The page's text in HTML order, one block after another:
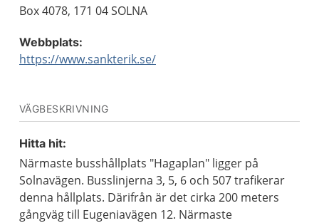
Box 4078, 171 04 SOLNA
Webbplats:
https://www.sankterik.se/
VÄGBESKRIVNING
Hitta hit:
Närmaste busshållplats "Hagaplan" ligger på
Solnavägen. Busslinjerna 3, 5, 6 och 507 trafikerar
denna hållplats. Därifrån är det cirka 200 meters
gångväg till Eugeniavägen 12. Närmaste